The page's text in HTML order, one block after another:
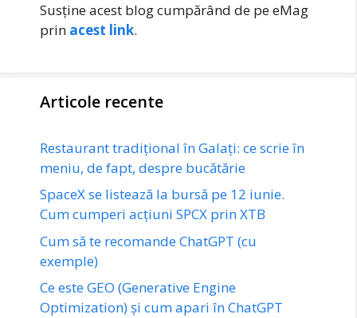
Susține acest blog cumpărând de pe eMag
prin acest link.
Articole recente
Restaurant tradițional în Galați: ce scrie în
meniu, de fapt, despre bucătărie
SpaceX se listează la bursă pe 12 iunie.
Cum cumperi acțiuni SPCX prin XTB
Cum să te recomande ChatGPT (cu
exemple)
Ce este GEO (Generative Engine
Optimization) și cum apari în ChatGPT